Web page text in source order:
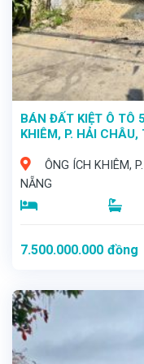
BÁN ĐẤT KIỆT Ô TÔ
KHIÊM, P. HẢI CHÂU,
ÔNG ÍCH KHIÊM,
NẴNG
7.500.000.000 đồng